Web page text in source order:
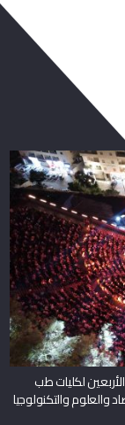
لكليات طب
والعلوم والتكنولوجيا